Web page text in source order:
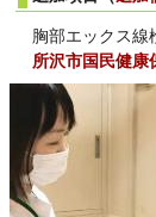
胸部エックス線
所沢市国民健康